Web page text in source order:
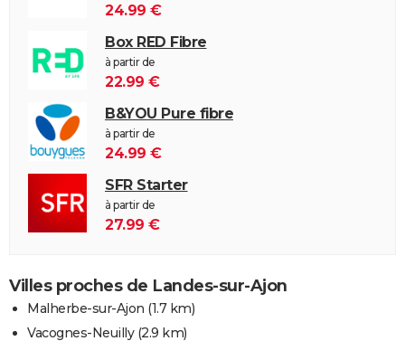
24.99 €
Box RED Fibre
à partir de
22.99 €
B&YOU Pure fibre
à partir de
24.99 €
SFR Starter
à partir de
27.99 €
Villes proches de Landes-sur-Ajon
Malherbe-sur-Ajon (1.7 km)
Vacognes-Neuilly(2.9 km)